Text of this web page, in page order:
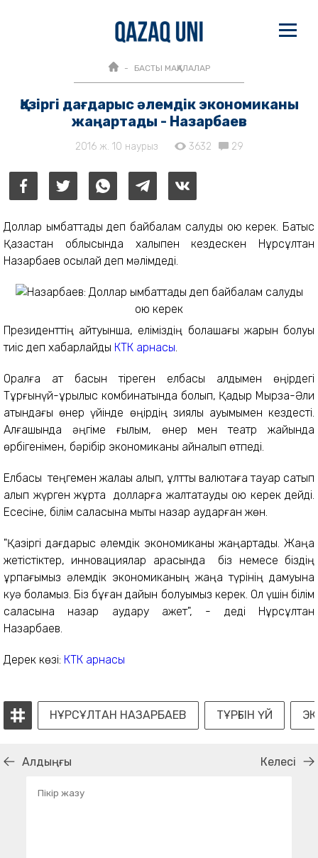
БАСТЫ МАҚАЛАЛАР
Қазіргі дағдарыс әлемдік экономиканы
жаңартады - Назарбаев
2016 ж. 10 наурыз 3632 29
Доллар қымбаттады деп байбалам салуды қою керек. Батыс
Қазақстан облысында халықпен кездескен Нұрсұлтан
Назарбаев осылай деп мәлімдеді.
Президенттің айтуынша, еліміздің болашағы жарқын болуы
тиіс деп хабарлайды КТК арнасы
Оралға ат басын тіреген елбасы алдымен өңірдегі
Тұрғынүй-құрылыс комбинатында болып, Қадыр Мырза-Әли
атындағы өнер үйінде өңірдің зиялы қауымымен кездесті.
Алғашында әңгіме ғылым, өнер мен театр жайында
өрбігенімен, бәрібір экономиканы айналып өтпеді.
Елбасы теңгемен жалақы алып, ұлттық валютаға тауар сатып
алып жүрген жұртқа долларға жалтақтауды қою керек дейді.
Есесіне, білім саласына мықты назар аударған жөн.
"Қазіргі дағдарыс әлемдік экономиканы жаңартады. Жаңа
жетістіктер, инновациялар арқасында біз немесе біздің
ұрпағымыз әлемдік экономиканың жаңа түрінің дамуына
куә боламыз. Біз бұған дайын болуымыз керек. Ол үшін білім
саласына назар аудару қажет", - деді Нұрсұлтан
Назарбаев.
Дерек көзі: КТК арнасы
НҰРСҰЛТАН НАЗАРБАЕВ ТҰРҒЫН ҮЙ
Алдыңғы Келесі